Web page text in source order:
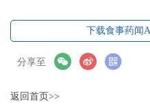
下载食事药闻
分享至
返回首页>>